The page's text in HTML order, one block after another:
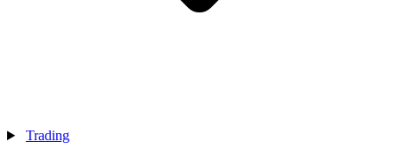
Trading